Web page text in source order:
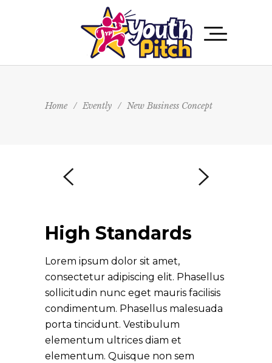
Home / Evently / New Business Concept
High Standards
Lorem ipsum dolor sit amet,
consectetur adipiscing elit. Phasellus
sollicitudin nunc eget mauris facilisis
condimentum. Phasellus malesuada
porta tincidunt. Vestibulum
elementum ultrices diam et
elementum. Quisque non sem